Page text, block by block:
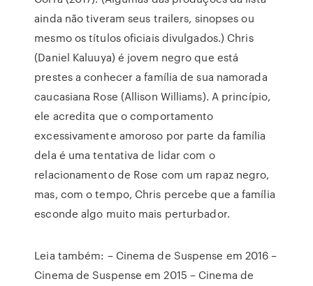
ainda não tiveram seus trailers, sinopses ou
mesmo os títulos oficiais divulgados.) Chris
(Daniel Kaluuya) é jovem negro que está
prestes a conhecer a família de sua namorada
caucasiana Rose (Allison Williams). A princípio,
ele acredita que o comportamento
excessivamente amoroso por parte da família
dela é uma tentativa de lidar com o
relacionamento de Rose com um rapaz negro,
mas, com o tempo, Chris percebe que a família
esconde algo muito mais perturbador.
Leia também: – Cinema de Suspense em 2016 –
Cinema de Suspense em 2015 – Cinema de